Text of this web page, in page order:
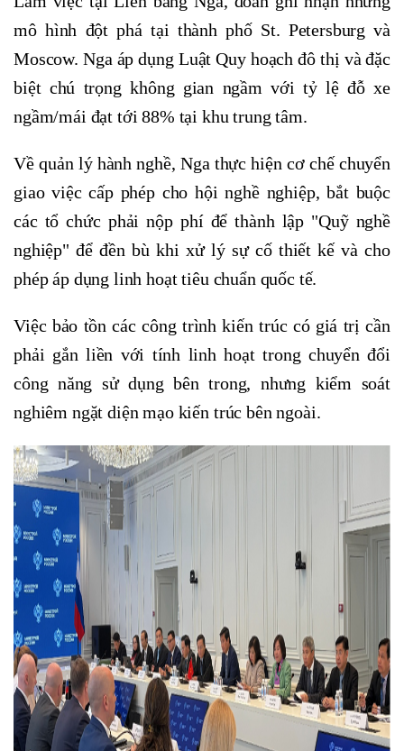
mô hình đột phá tại thành phố St. Petersburg và
Moscow. Nga áp dụng Luật Quy hoạch đô thị và đặc
biệt chú trọng không gian ngầm với tỷ lệ đỗ xe
ngầm/mái đạt tới 88% tại khu trung tâm.
Về quản lý hành nghề, Nga thực hiện cơ chế chuyển
giao việc cấp phép cho hội nghề nghiệp, bắt buộc
các tổ chức phải nộp phí để thành lập "Quỹ nghề
nghiệp" để đền bù khi xử lý sự cố thiết kế và cho
phép áp dụng linh hoạt tiêu chuẩn quốc tế.
Việc bảo tồn các công trình kiến trúc có giá trị cần
phải gắn liền với tính linh hoạt trong chuyển đổi
công năng sử dụng bên trong, nhưng kiểm soát
nghiêm ngặt diện mạo kiến trúc bên ngoài.